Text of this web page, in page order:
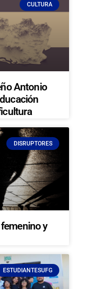
CULTURA
Antonio
DISRUPTORES
y
ESTUDIANTESUFG